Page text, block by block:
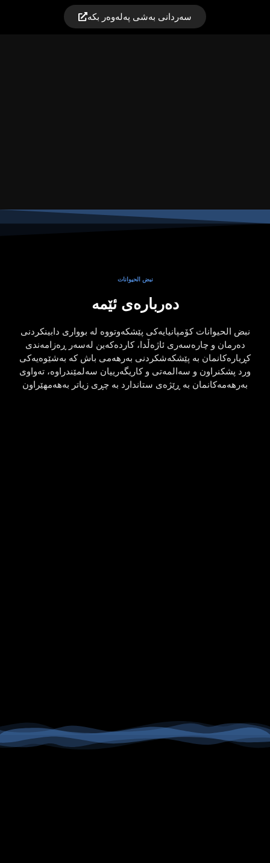
سەردانی بەشی پەلەوەر بکە
نبض الحیوانات
دەربارەی ئێمە
نبض الحیوانات کۆمپانیایەکی پێشکەوتووە لە بوواری دابینکردنی
دەرمان و چارەسەری ئاژەڵدا، کاردەکەین لەسەر ڕەزامەندی
کڕیارەکانمان بە پێشکەشکردنی بەرهەمی باش کە بەشێوەیەکی
ورد پشکنراون و سەالمەتی و کاریگەرییان سەلمێندراوە، تەواوی
بەرهەمەکانمان بە ڕێژەی ستاندارد بە چڕی زیاتر بەهەمهێراون